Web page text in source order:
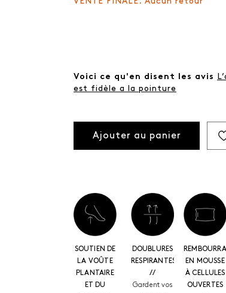
Voici ce qu'en disent les avis
est fidèle a la pointure
Ajouter au panier
SOUTIEN DE
LA VOÛTE
PLANTAIRE
ET DU
DOUBLURES
RESPIRANTES
//
Gardent vos
EN MOUSSE
À CELLULES
OUVERTES